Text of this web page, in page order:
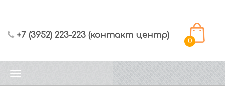
+7 (3952) 223-223 (контакт центр)
0